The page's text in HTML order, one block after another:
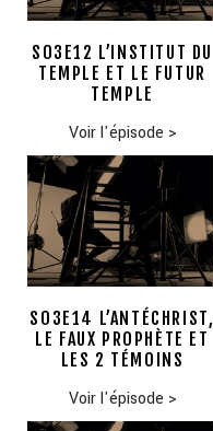
S03E12 L’INSTITUT DU
TEMPLE ET LE FUTUR
TEMPLE
Voir l'épisode >
S03E14 L’ANTÉCHRIST,
LE FAUX PROPHÈTE ET
LES 2 TÉMOINS
Voir l'épisode >